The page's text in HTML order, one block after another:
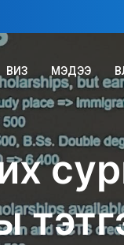
ВИЗ МЭДЭЭ